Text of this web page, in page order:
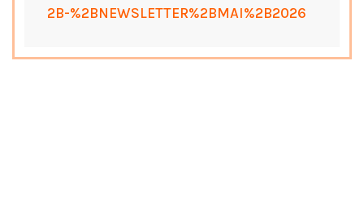
2B-%2BNEWSLETTER%2BMAI%2B2026